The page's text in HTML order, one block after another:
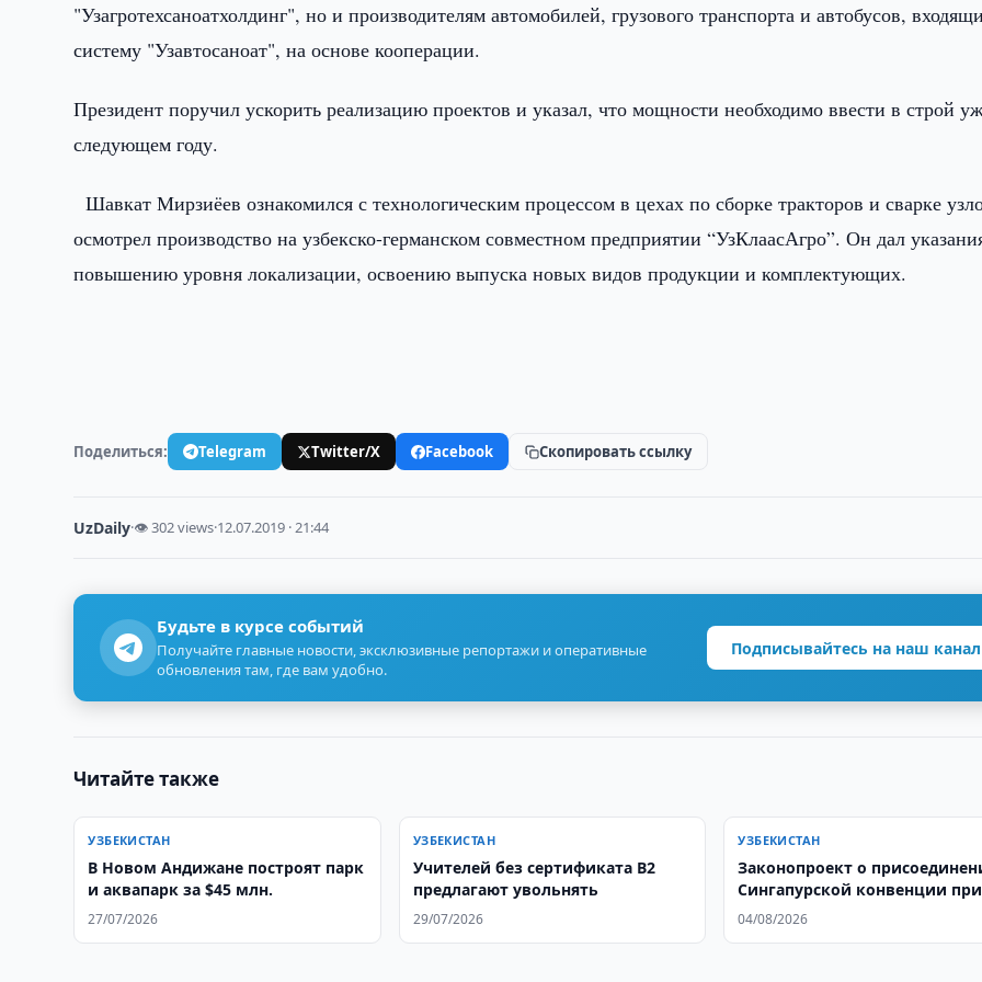
"Узагротехсаноатхолдинг", но и производителям автомобилей, грузового транспорта и автобусов,
систему "Узавтосаноат", на основе кооперации.
Президент поручил ускорить реализацию проектов и указал, что мощности необходимо ввести в строй
следующем году.
Шавкат Мирзиёев ознакомился с технологическим процессом в цехах по сборке тракторов и сварке
осмотрел производство на узбекско-германском совместном предприятии “УзКлаасАгро”. Он дал
повышению уровня локализации, освоению выпуска новых видов продукции и комплектующих.
Поделиться: Telegram Twitter/X Facebook Скопировать ссылку
UzDaily·👁 302 views·12.07.2019 · 21:44
Будьте в курсе событий
Получайте главные новости, эксклюзивные репортажи и оперативные
обновления там, где вам удобно.
Подписывайтесь на наш канал
Читайте также
УЗБЕКИСТАН
В Новом Андижане построят парк
и аквапарк за $45 млн.
27/07/2026
УЗБЕКИСТАН
Учителей без сертификата B2
предлагают увольнять
29/07/2026
УЗБЕКИСТАН
Законопроект о
Сингапурской конвенции
04/08/2026